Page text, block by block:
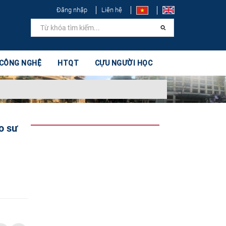
Đăng nhập Liên hệ
NGHỆ HTQT CỰU NGƯỜI HỌC
sư